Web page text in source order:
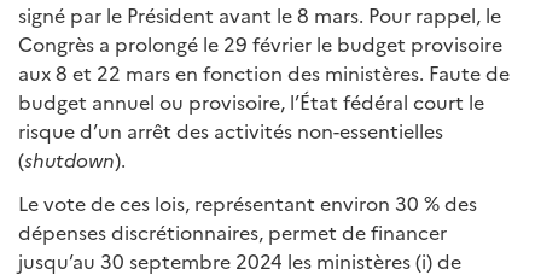
signé par le Président avant le 8 mars. Pour rappel, le
Congrès a prolongé le 29 février le budget provisoire
aux 8 et 22 mars en fonction des ministères. Faute de
budget annuel ou provisoire, l’État fédéral court le
risque d’un arrêt des activités non-essentielles
(shutdown).
Le vote de ces lois, représentant environ 30 % des
dépenses discrétionnaires, permet de financer
jusqu’au 30 septembre 2024 les ministères (i) de